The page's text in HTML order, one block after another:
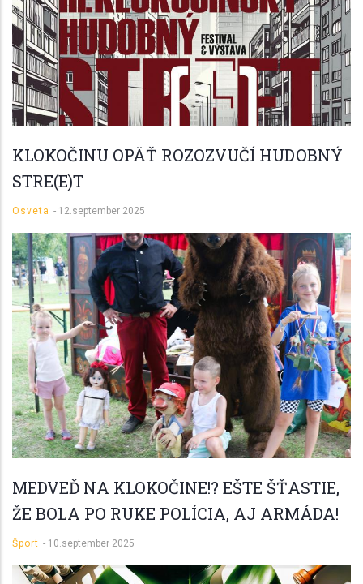
KLOKOČINU OPÄŤ ROZOZVUČÍ HUDOBNÝ
STRE(E)T
Osveta - 12.september 2025
MEDVEĎ NA KLOKOČINE!? EŠTE ŠŤASTIE,
ŽE BOLA PO RUKE POLÍCIA, AJ ARMÁDA!
Šport - 10.september 2025